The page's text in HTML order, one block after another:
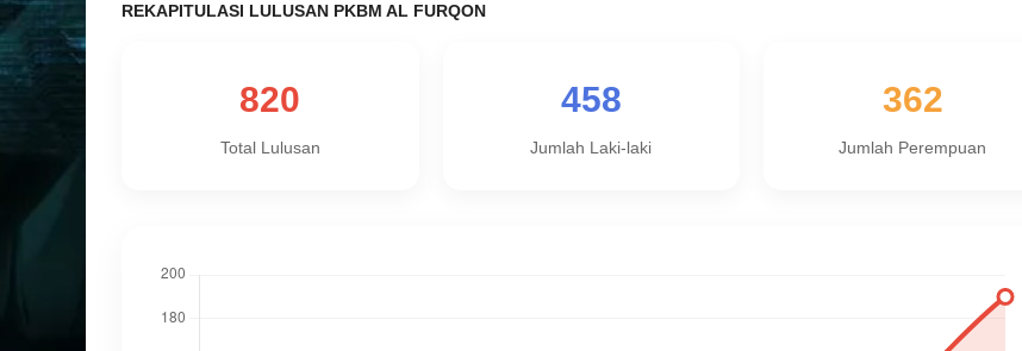
REKAPITULASI LULUSAN PKBM AL FURQON
820
Total Lulusan
458
Jumlah Laki-laki
362
Jumlah Perempuan